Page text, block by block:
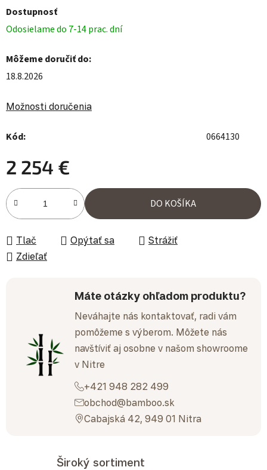
Dostupnosť
Odosielame do 7-14 prac. dní
Môžeme doručiť do:
18.8.2026
Možnosti doručenia
Kód: 0664130
2 254 €
Jednotková cena:
DO KOŠÍKA
Tlač Opýtať sa
Strážiť
Zdieľať
Máte otázky ohľadom produktu?
Neváhajte nás kontaktovať, radi vám
pomôžeme s výberom. Môžete nás
navštíviť aj osobne v našom showroome
v Nitre
+421 948 282 499
obchod@bamboo.sk
Cabajská 42, 949 01 Nitra
Široký sortiment